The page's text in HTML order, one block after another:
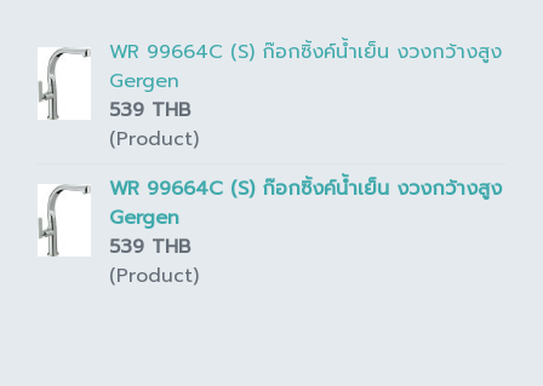
WR 99664C (S) ก๊อกซิ้งค์น้ำเย็น งวงกว้างสูง
Gergen
539 THB
(Product)
WR 99664C (S) ก๊อกซิ้งค์น้ำเย็น งวงกว้างสูง
Gergen
539 THB
(Product)